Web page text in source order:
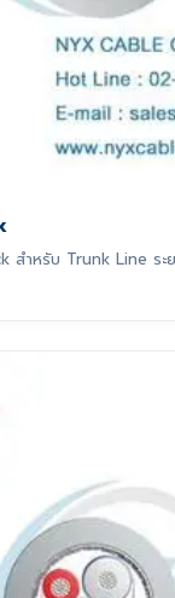
สำหรับ Trunk Line ระ